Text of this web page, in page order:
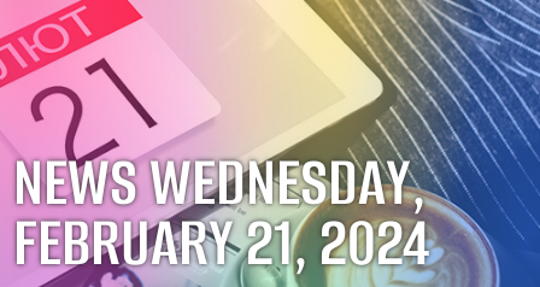
NEWS WEDNESDAY,
FEBRUARY 21, 2024